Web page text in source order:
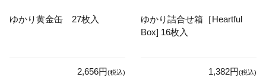
ゆかり黄金缶 27枚入
2,656円(税込)
ゆかり詰合せ箱［Heartful
Box] 16枚入
1,382円(税込)